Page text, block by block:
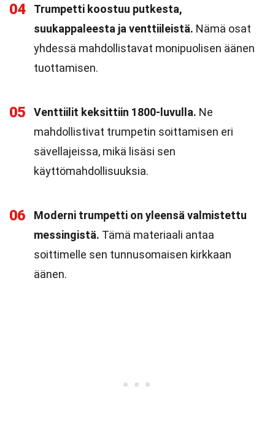
04
Trumpetti koostuu putkesta,
suukappaleesta ja venttiileistä. Nämä osat
yhdessä mahdollistavat monipuolisen äänen
tuottamisen.
05 Venttiilit keksittiin 1800-luvulla. Ne
mahdollistivat trumpetin soittamisen eri
sävellajeissa, mikä lisäsi sen
käyttömahdollisuuksia.
06
Moderni trumpetti on yleensä valmistettu
messingistä. Tämä materiaali antaa
soittimelle sen tunnusomaisen kirkkaan
äänen.